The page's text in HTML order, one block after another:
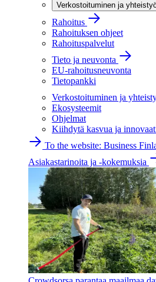
Verkostoituminen ja
Rahoitus
Rahoituksen ohjeet
Rahoituspalvelut
Tieto ja neuvonta
EU-rahoitusneuvonta
Tietopankki
Verkostoituminen ja
Ekosysteemit
Ohjelmat
Kiihdytä kasvua ja
To the website: Business
Asiakastarinoita ja -kokemuksia